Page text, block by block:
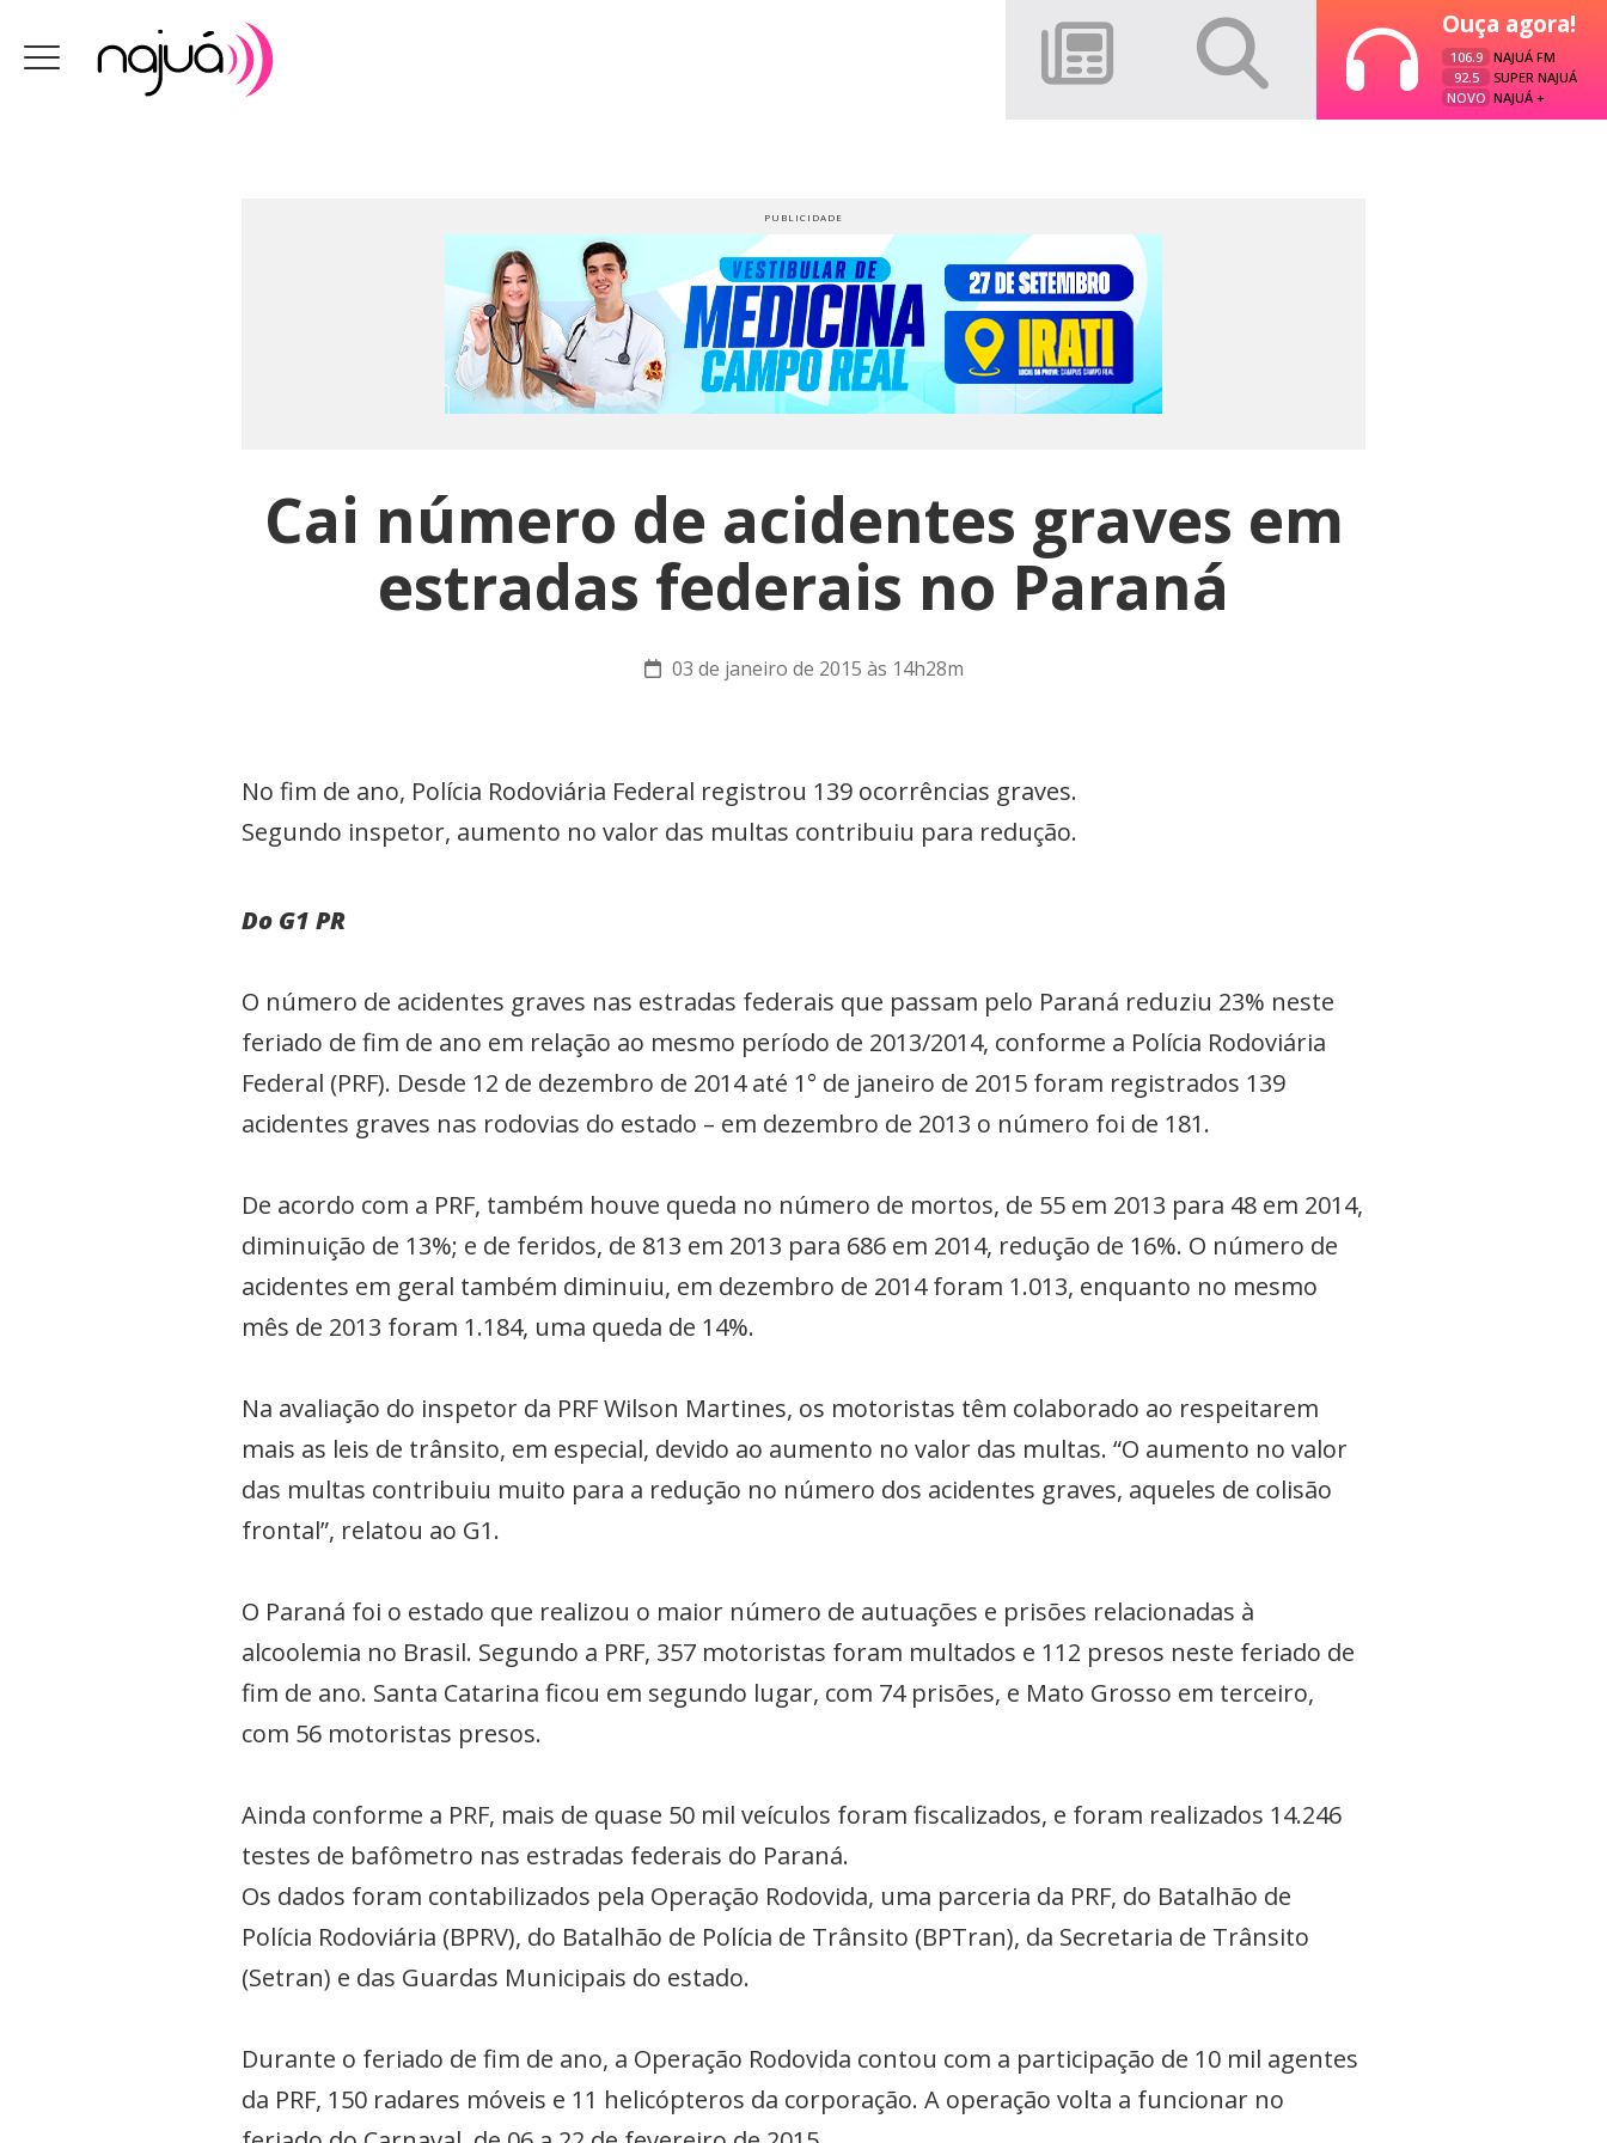
Ouça agora!
106.9
NAJUÁ FM
92.5
SUPER NAJUÁ
NOVO NAJUÁ +
Cai número de acidentes graves em
estradas federais no Paraná
03 de janeiro de 2015 às 14h28m
No fim de ano, Polícia Rodoviária Federal registrou 139 ocorrências graves.
Segundo inspetor, aumento no valor das multas contribuiu para redução.
Do G1 PR
O número de acidentes graves nas estradas federais que passam pelo Paraná reduziu 23% neste
feriado de fim de ano em relação ao mesmo período de 2013/2014, conforme a Polícia Rodoviária
Federal (PRF). Desde 12 de dezembro de 2014 até 1° de janeiro de 2015 foram registrados 139
acidentes graves nas rodovias do estado – em dezembro de 2013 o número foi de 181.
De acordo com a PRF, também houve queda no número de mortos, de 55 em 2013 para 48 em 2014,
diminuição de 13%; e de feridos, de 813 em 2013 para 686 em 2014, redução de 16%. O número de
acidentes em geral também diminuiu, em dezembro de 2014 foram 1.013, enquanto no mesmo
mês de 2013 foram 1.184, uma queda de 14%.
Na avaliação do inspetor da PRF Wilson Martines, os motoristas têm colaborado ao respeitarem
mais as leis de trânsito, em especial, devido ao aumento no valor das multas. “O aumento no valor
das multas contribuiu muito para a redução no número dos acidentes graves, aqueles de colisão
frontal”, relatou ao G1.
O Paraná foi o estado que realizou o maior número de autuações e prisões relacionadas à
alcoolemia no Brasil. Segundo a PRF, 357 motoristas foram multados e 112 presos neste feriado de
fim de ano. Santa Catarina ficou em segundo lugar, com 74 prisões, e Mato Grosso em terceiro,
com 56 motoristas presos.
Ainda conforme a PRF, mais de quase 50 mil veículos foram fiscalizados, e foram realizados 14.246
testes de bafômetro nas estradas federais do Paraná.
Os dados foram contabilizados pela Operação Rodovida, uma parceria da PRF, do Batalhão de
Polícia Rodoviária (BPRV), do Batalhão de Polícia de Trânsito (BPTran), da Secretaria de Trânsito
(Setran) e das Guardas Municipais do estado.
Durante o feriado de fim de ano, a Operação Rodovida contou com a participação de 10 mil agentes
da PRF, 150 radares móveis e 11 helicópteros da corporação. A operação volta a funcionar no